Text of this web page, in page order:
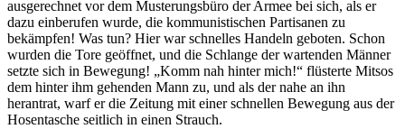
ausgerechnet vor dem Musterungsbüro der Armee bei sich, als er
dazu einberufen wurde, die kommunistischen Partisanen zu
bekämpfen! Was tun? Hier war schnelles Handeln geboten. Schon
wurden die Tore geöffnet, und die Schlange der wartenden Männer
setzte sich in Bewegung! „Komm nah hinter mich!“ flüsterte Mitsos
dem hinter ihm gehenden Mann zu, und als der nahe an ihn
herantrat, warf er die Zeitung mit einer schnellen Bewegung aus der
Hosentasche seitlich in einen Strauch.